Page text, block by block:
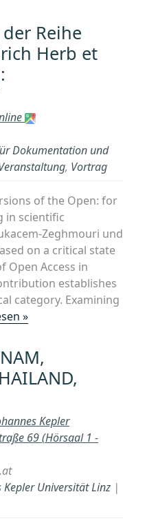
Reihe
Herb et
Dokumentation und
, Vortrag
of the Open: for
in scientific
Zeghmouri und
on a critical state
Open Access in
establishes
category. Examining
»„Online-
in
der
Reihe
Divide“
(Ulrich
Herb
al.,
„OPENWASHING““
Kepler
69 (Hörsaal 1 -
Universität Linz |